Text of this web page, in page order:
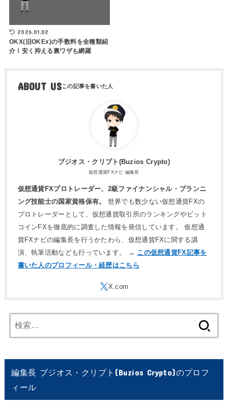
2026.01.02
OKX(旧OKEx)の手数料を全種類紹
介！安く抑える裏ワザも網羅
ABOUT US
ブジオス・クリプト(Buzios Crypto)
仮想通貨FXナビ 編集長
仮想通貨FXプロトレーダー、2級ファイナンシャル・プランニ
ング技能士の国家資格保有。
世界でも数少ない仮想通貨FXの
プロトレーダーとして、仮想通貨取引所のランキングやビット
コインFXを徹底的に調査した情報を発信しています。 仮想通
貨FXナビの編集長を行うかたわら、仮想通貨FXに関する講
演、執筆活動なども行っています。 → この仮想通貨FX記事を
書いた人のプロフィール・経歴はこちら
索:
編集長 ブジオス・クリプト(Buzios Crypto)のプロフ
ィール